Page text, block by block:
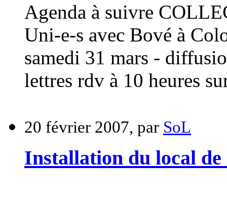
Agenda à suivre
Uni-e-s avec Bové à
samedi 31 mars -
lettres rdv à 10 heures
20 février 2007, par SoL
Installation du local de